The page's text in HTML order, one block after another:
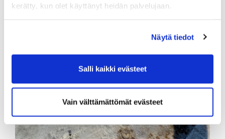
kerätty, kun olet käyttänyt heidän palvelujaan.
Näytä tiedot
Salli kaikki evästeet
Vain välttämättömät evästeet